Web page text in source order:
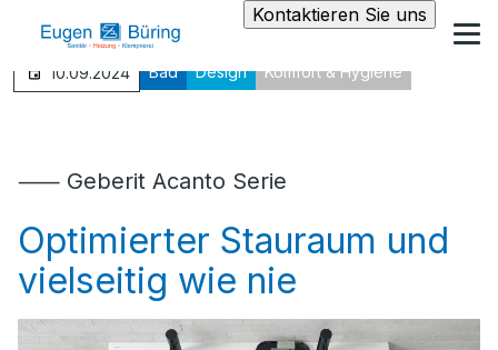
Kontaktieren Sie uns
10.09.2024 Bad Design Komfort & Hygiene
⸺ Geberit Acanto Serie
Optimierter Stauraum und
vielseitig wie nie